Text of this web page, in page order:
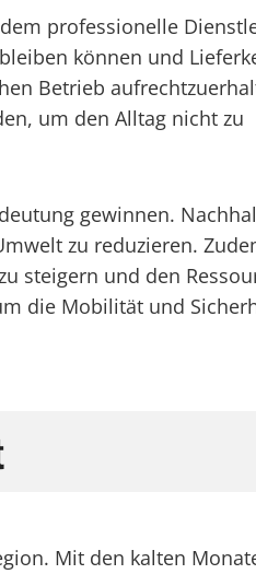
professionelle
können und
Betrieb
um den Alltag nicht zu
gewinnen.
zu reduzieren.
steigern und den
die Mobilität und
Mit den kalten